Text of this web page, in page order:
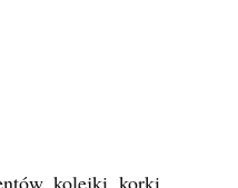
kolejki, korki,